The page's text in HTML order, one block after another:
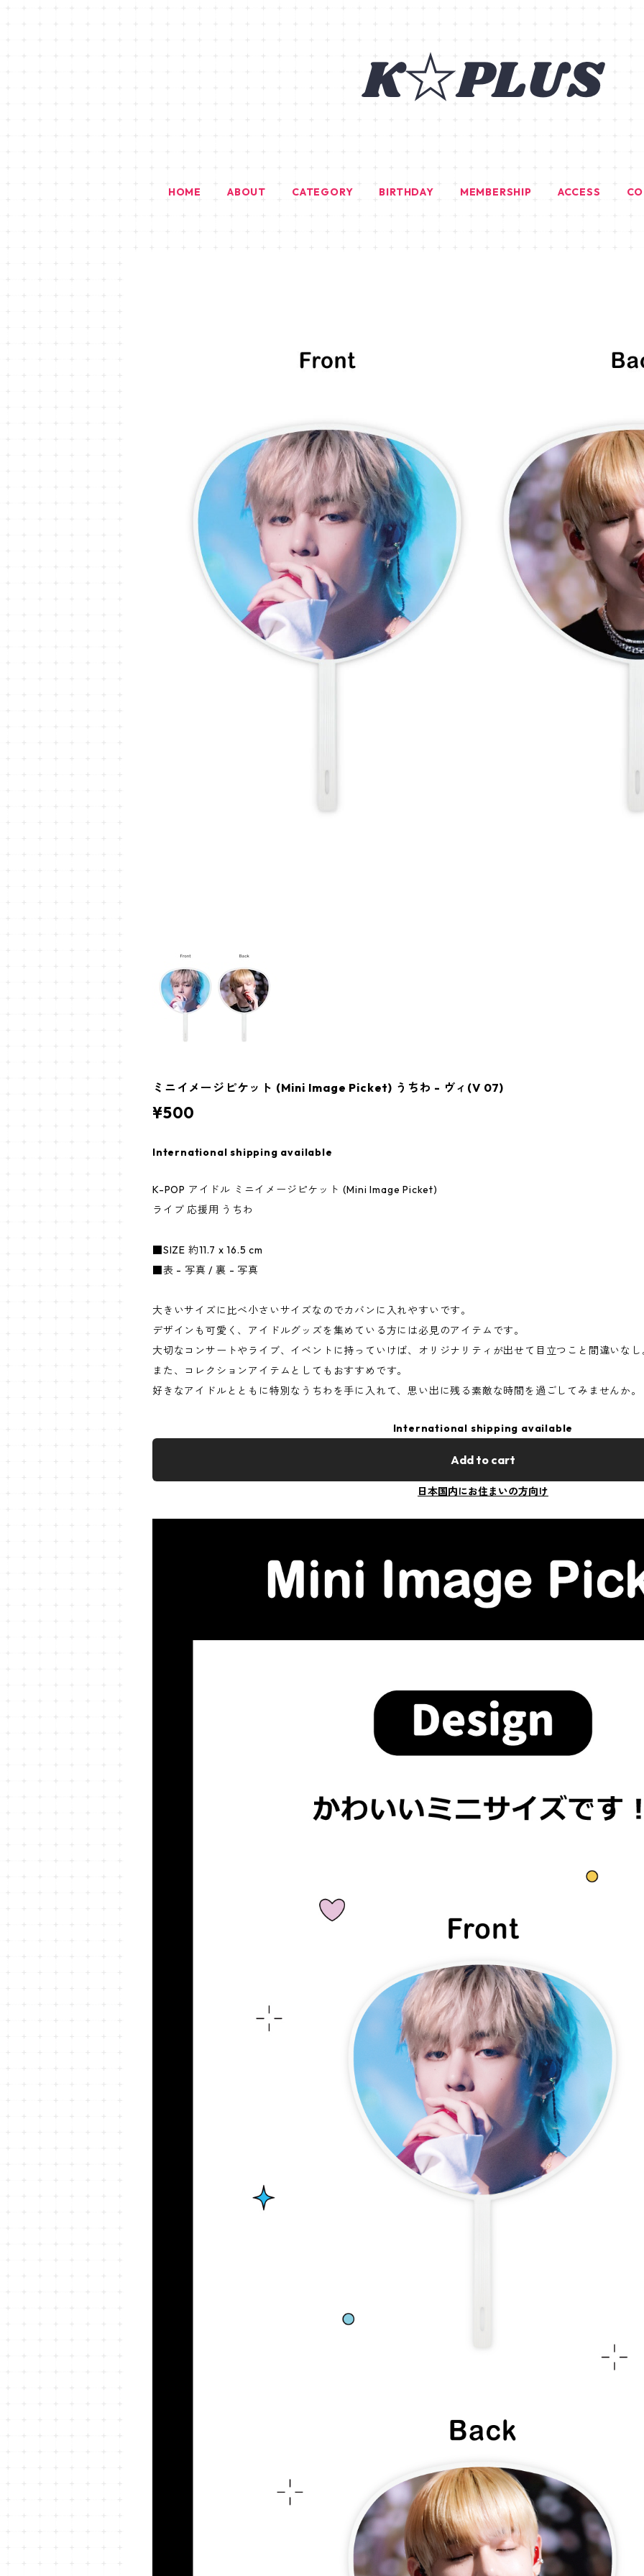
HOME ABOUT CATEGORY BIRTHDAY MEMBERSHIP ACCESS
ミニイメージピケット (Mini Image Picket) うちわ - ヴィ(V 07)
¥500
International shipping available
K-POP アイドル ミニイメージピケット (Mini Image Picket)
ライブ 応援用 うちわ
■SIZE 約11.7 x 16.5 cm
■表 - 写真 / 裏 - 写真
大きいサイズに比べ小さいサイズなのでカバンに入れやすいです。
デザインも可愛く、アイドルグッズを集めている方には必見のアイテムです。
大切なコンサートやライブ、イベントに持っていけば、オリジナリティが出せて目立つこと間違いなし
また、コレクションアイテムとしてもおすすめです。
好きなアイドルとともに特別なうちわを手に入れて、思い出に残る素敵な時間を過ごしてみませんか。
International shipping available
Add to cart
日本国内にお住まいの方向け